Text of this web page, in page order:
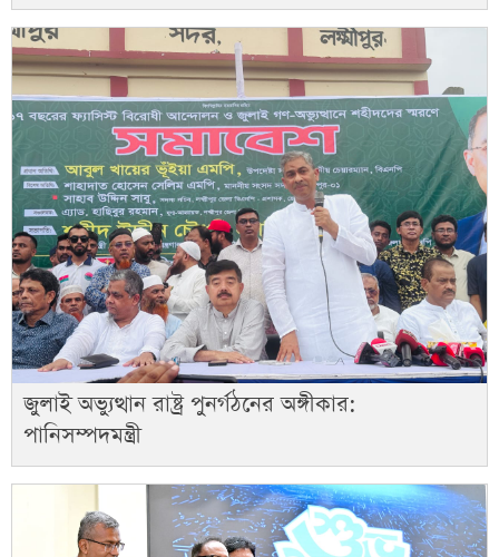
জুলাই অভ্যুত্থান রাষ্ট্র পুনর্গঠনের অঙ্গীকার:
পানিসম্পদমন্ত্রী